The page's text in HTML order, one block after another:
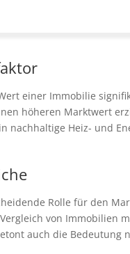
einer Immobilie
höheren Marktwert
nachhaltige Heiz- und
Rolle für den
von
auch die